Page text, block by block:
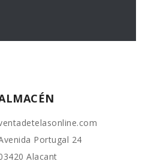
Portugal 24
Alacant